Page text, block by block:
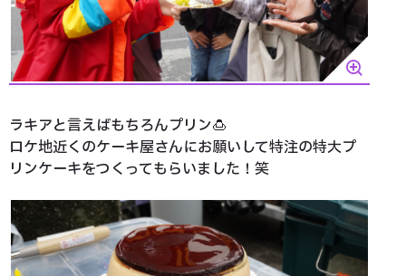
ラキアと言えばもちろんプリン🍮
ロケ地近くのケーキ屋さんにお願いして特注の特大プ
リンケーキをつくってもらいました！笑